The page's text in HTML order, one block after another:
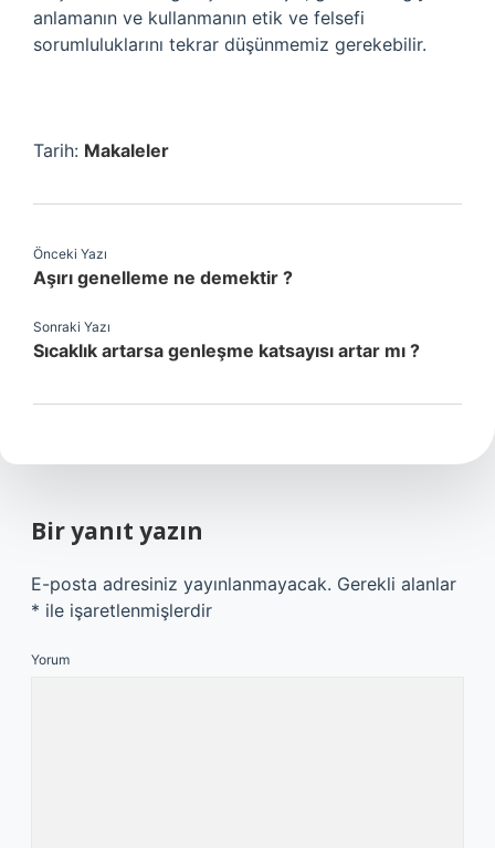
anlamanın ve kullanmanın etik ve felsefi
sorumluluklarını tekrar düşünmemiz gerekebilir.
Tarih: Makaleler
Önceki Yazı
Aşırı genelleme ne demektir ?
Sonraki Yazı
Sıcaklık artarsa genleşme katsayısı artar mı ?
Bir yanıt yazın
E-posta adresiniz yayınlanmayacak. Gerekli alanlar
* ile işaretlenmişlerdir
Yorum